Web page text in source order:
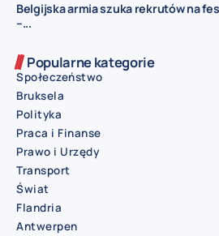
Belgijska armia szuka rekrutów na
–...
Popularne kategorie
Społeczeństwo
Bruksela
Polityka
Praca i Finanse
Prawo i Urzędy
Transport
Świat
Flandria
Antwerpen